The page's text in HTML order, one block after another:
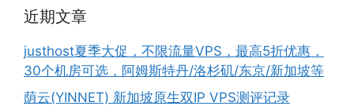
近期文章
justhost夏季大促，不限流量VPS，最高5折优惠，
30个机房可选，阿姆斯特丹/洛杉矶/东京/新加坡等
荫云(YINNET) 新加坡原生双IP VPS测评记录